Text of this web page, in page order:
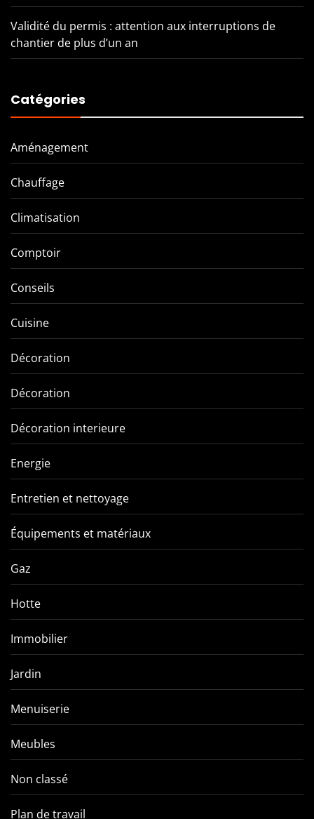
Validité du permis : attention aux interruptions de
chantier de plus d’un an
Catégories
Aménagement
Chauffage
Climatisation
Comptoir
Conseils
Cuisine
Décoration
Décoration
Décoration interieure
Energie
Entretien et nettoyage
Équipements et matériaux
Gaz
Hotte
Immobilier
Jardin
Menuiserie
Meubles
Non classé
Plan de travail